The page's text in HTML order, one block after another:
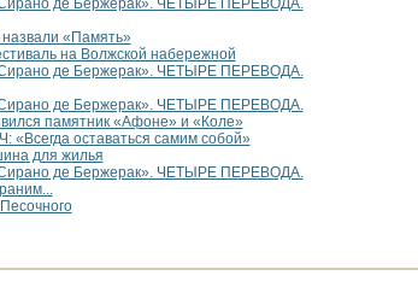
де Бержерак». ЧЕТЫРЕ ПЕРЕВОДА.
«Память»
на Волжской набережной
де Бержерак». ЧЕТЫРЕ ПЕРЕВОДА.
де Бержерак». ЧЕТЫРЕ ПЕРЕВОДА.
памятник «Афоне» и «Коле»
«Всегда оставаться самим собой»
для жилья
де Бержерак». ЧЕТЫРЕ ПЕРЕВОДА.